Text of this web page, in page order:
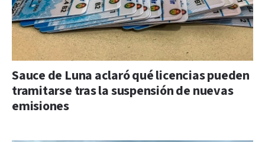
Sauce de Luna aclaró qué licencias pueden
tramitarse tras la suspensión de nuevas
emisiones